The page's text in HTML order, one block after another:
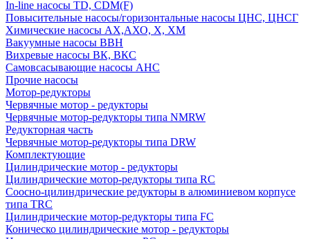
In-line насосы TD, CDM(F)
Повысительные насосы/горизонтальные насосы ЦНС, ЦНСГ
Химические насосы АХ,АХО, Х, ХМ
Вакуумные насосы ВВН
Вихревые насосы ВК, ВКС
Самовсасывающие насосы АНС
Прочие насосы
Мотор-редукторы
Червячные мотор - редукторы
Червячные мотор-редукторы типа NMRW
Редукторная часть
Червячные мотор-редукторы типа DRW
Комплектующие
Цилиндрические мотор - редукторы
Цилиндрические мотор-редукторы типа RC
Соосно-цилиндрические редукторы в алюминиевом корпусе
типа TRC
Цилиндрические мотор-редукторы типа FC
Коническо цилиндрические мотор - редукторы